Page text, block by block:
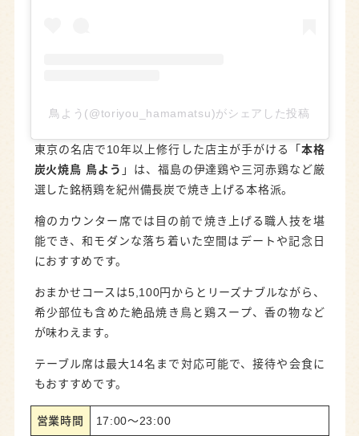
鳥よう(@toriyou_hamamatsu)がシェアした投稿
東京の名店で10年以上修行した店主が手がける「 本格
炭火焼鳥 鳥よう 」は、福島の伊達鶏や三河赤鶏など厳
選した銘柄鶏を紀州備長炭で焼き上げる本格派。
檜のカウンター席では目の前で焼き上げる職人技を堪
能でき、和モダンな落ち着いた空間はデートや記念日
におすすめです。
おまかせコースは5,100円からとリーズナブルながら、
希少部位も含めた絶品焼き鳥と鶏スープ、香の物など
が味わえます。
テーブル席は最大14名まで対応可能で、接待や会食に
もおすすめです。
営業時間 17:00～23:00